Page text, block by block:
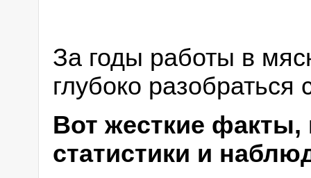
За годы работы в
глубоко
Вот жесткие
статистики и